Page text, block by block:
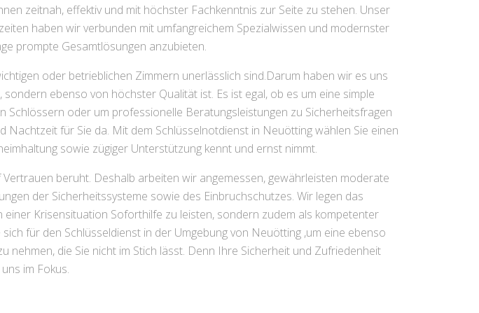
zeitnah, effektiv und mit höchster Fachkenntnis zur Seite zu stehen. Unser
haben wir verbunden mit umfangreichem Spezialwissen und modernster
prompte Gesamtlösungen anzubieten.
oder betrieblichen Zimmern unerlässlich sind.Darum haben wir es uns
ebenso von höchster Qualität ist. Es ist egal, ob es um eine simple
oder um professionelle Beratungsleistungen zu Sicherheitsfragen
für Sie da. Mit dem Schlüsselnotdienst in Neuötting wählen Sie einen
sowie zügiger Unterstützung kennt und ernst nimmt.
beruht. Deshalb arbeiten wir angemessen, gewährleisten moderate
der Sicherheitssysteme sowie des Einbruchschutzes. Wir legen das
Krisensituation Soforthilfe zu leisten, sondern zudem als kompetenter
für den Schlüsseldienst in der Umgebung von Neuötting ,um eine ebenso
die Sie nicht im Stich lässt. Denn Ihre Sicherheit und Zufriedenheit
im Fokus.